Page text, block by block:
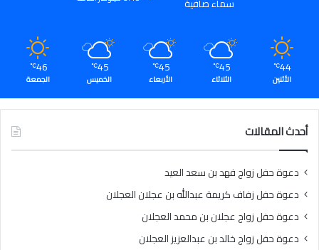
44
℃
الأثنين
45
℃
الثلاثاء
45
℃
الأربعاء
45
℃
الخميس
46
℃
الجمعة
أحدث المقالات
دعوة حفل زواج فهد بن سعد العيد
دعوة حفل زفاف كريمة عبدالله بن عجلان العجلان
دعوة حفل زواج عجلان بن محمد العجلان
دعوة حفل زواج خالد بن عبدالعزيز العجلان